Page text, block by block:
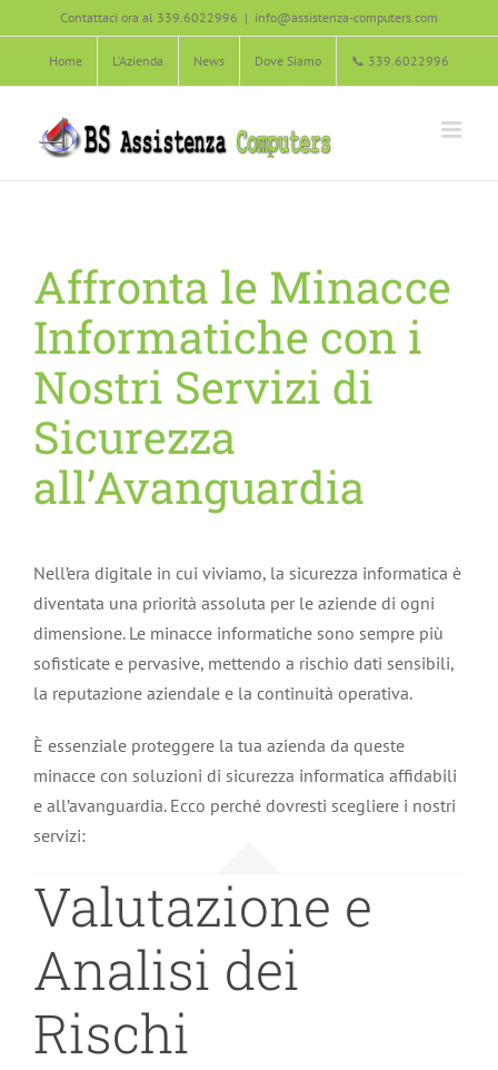
al
Contattaci ora al 339.6022996 | info@assistenza-computers.com
Home L’Azienda News Dove Siamo 📞 339.6022996
Affronta le Minacce
Informatiche con i
Nostri Servizi di
Sicurezza
all’Avanguardia
Nell’era digitale in cui viviamo, la sicurezza informatica è
diventata una priorità assoluta per le aziende di ogni
dimensione. Le minacce informatiche sono sempre più
sofisticate e pervasive, mettendo a rischio dati sensibili,
la reputazione aziendale e la continuità operativa.
È essenziale proteggere la tua azienda da queste
minacce con soluzioni di sicurezza informatica affidabili
e all’avanguardia. Ecco perché dovresti scegliere i nostri
servizi:
Valutazione e
Analisi dei
Rischi